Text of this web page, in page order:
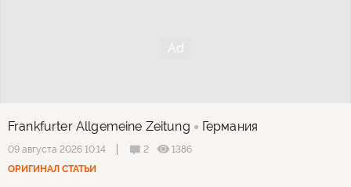
Frankfurter Allgemeine Zeitung Германия
09 августа 2026 10:14 2
1386
ОРИГИНАЛ СТАТЬИ